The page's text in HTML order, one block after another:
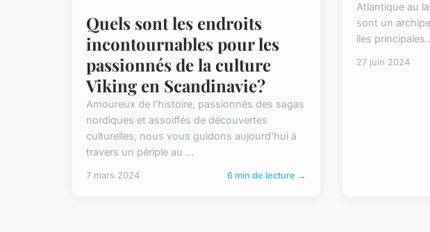
Quels sont les endroits
incontournables pour les
passionnés de la culture
Viking en Scandinavie?
Amoureux de l'histoire, passionnés des sagas
nordiques et assoiffés de découvertes
culturelles, nous vous guidons aujourd'hui à
travers un périple au ...
7 mars 2024 6 min de lecture →
Atlantique au
sont un
îles
27 juin 2024